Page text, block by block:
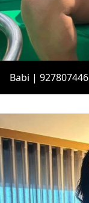
Babi | 927807446